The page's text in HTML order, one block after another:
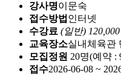
강사명이문숙
접수방법 인터넷
수강료 (일반) 120,000
교육장소실내체육관
모집정원 20명(예약 :
접수2026-06-08 ~